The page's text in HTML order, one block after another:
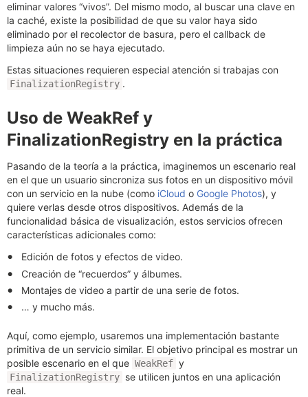
eliminar valores “vivos”. Del mismo modo, al buscar una clave en
la caché, existe la posibilidad de que su valor haya sido
eliminado por el recolector de basura, pero el callback de
limpieza aún no se haya ejecutado.
Estas situaciones requieren especial atención si trabajas con
FinalizationRegistry .
Uso de WeakRef y
FinalizationRegistry en la práctica
Pasando de la teoría a la práctica, imaginemos un escenario real
en el que un usuario sincroniza sus fotos en un dispositivo móvil
con un servicio en la nube (como iCloud o Google Photos), y
quiere verlas desde otros dispositivos. Además de la
funcionalidad básica de visualización, estos servicios ofrecen
características adicionales como:
Edición de fotos y efectos de video.
Creación de “recuerdos” y álbumes.
Montajes de video a partir de una serie de fotos.
… y mucho más.
Aquí, como ejemplo, usaremos una implementación bastante
primitiva de un servicio similar. El objetivo principal es mostrar un
posible escenario en el que WeakRef y
FinalizationRegistry se utilicen juntos en una aplicación
real.